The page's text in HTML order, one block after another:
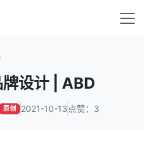
设计 | ABD
原创 2021-10-13 点赞：3